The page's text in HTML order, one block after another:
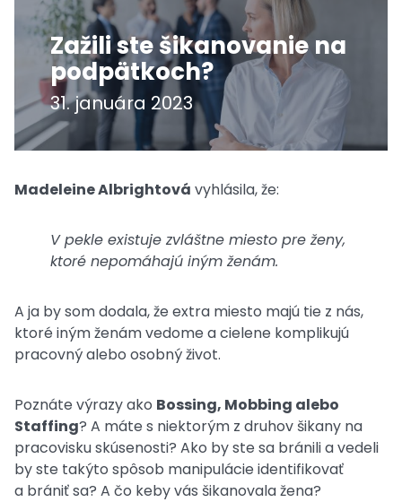
Zažili ste šikanovanie na
podpätkoch?
31. januára 2023
Madeleine Albrightová vyhlásila, že:
V pekle existuje zvláštne miesto pre ženy,
ktoré nepomáhajú iným ženám.
A ja by som dodala, že extra miesto majú tie z nás,
ktoré iným ženám vedome a cielene komplikujú
pracovný alebo osobný život.
Poznáte výrazy ako Bossing, Mobbing alebo
Staffing? A máte s niektorým z druhov šikany na
pracovisku skúsenosti? Ako by ste sa bránili a vedeli
by ste takýto spôsob manipulácie identifikovať
a brániť sa? A čo keby vás šikanovala žena?